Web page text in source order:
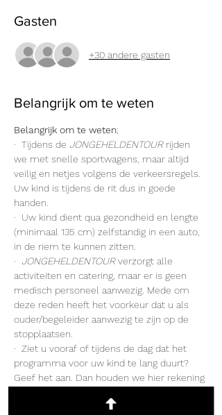
Gasten
+30 andere gasten
Belangrijk om te weten
Belangrijk om te weten;
·  Tijdens de JONGEHELDENTOUR rijden
we met snelle sportwagens, maar altijd
veilig en netjes volgens de verkeersregels.
Uw kind is tijdens de rit dus in goede
handen.
·  Uw kind dient qua gezondheid en lengte
(minimaal 135 cm) zelfstandig in een auto,
in de riem te kunnen zitten.
· JONGEHELDENTOUR verzorgt alle
activiteiten en catering, maar er is geen
medisch personeel aanwezig. Mede om
deze reden heeft het voorkeur dat u als
ouder/begeleider aanwezig te zijn op de
stopplaatsen.
·  Ziet u vooraf of tijdens de dag dat het
programma voor uw kind te lang duurt?
Geef het aan. Dan houden we hier rekening
·  Kinderen en ouders/begeleiders mogen